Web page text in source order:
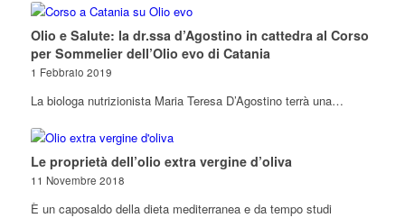
Olio e Salute: la dr.ssa d’Agostino in cattedra al Corso
per Sommelier dell’Olio evo di Catania
1 Febbraio 2019
La biologa nutrizionista Maria Teresa D’Agostino terrà una…
Le proprietà dell’olio extra vergine d’oliva
11 Novembre 2018
È un caposaldo della dieta mediterranea e da tempo studi